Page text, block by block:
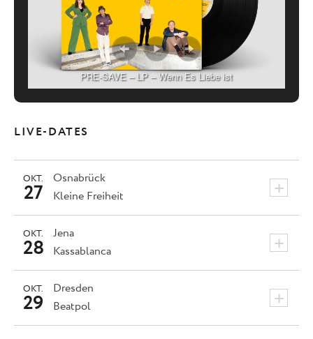
PRE-SAVE – LP – Wenn Es Liebe ist
LIVE-DATES
Osnabrück +
OKT.
27 Kleine Freiheit
Jena +
OKT.
28 Kassablanca
Dresden +
OKT.
29 Beatpol